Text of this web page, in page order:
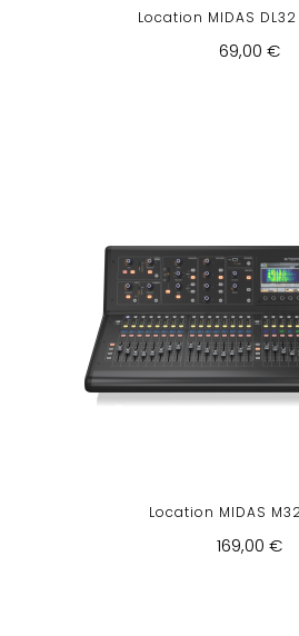
Location MIDAS
69,00 €
Location MIDAS
169,00 €